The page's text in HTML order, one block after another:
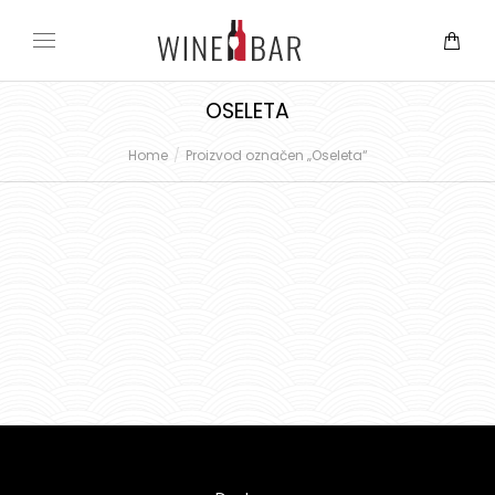
OSELETA
You are here:Home Proizvod označen „Oseleta“